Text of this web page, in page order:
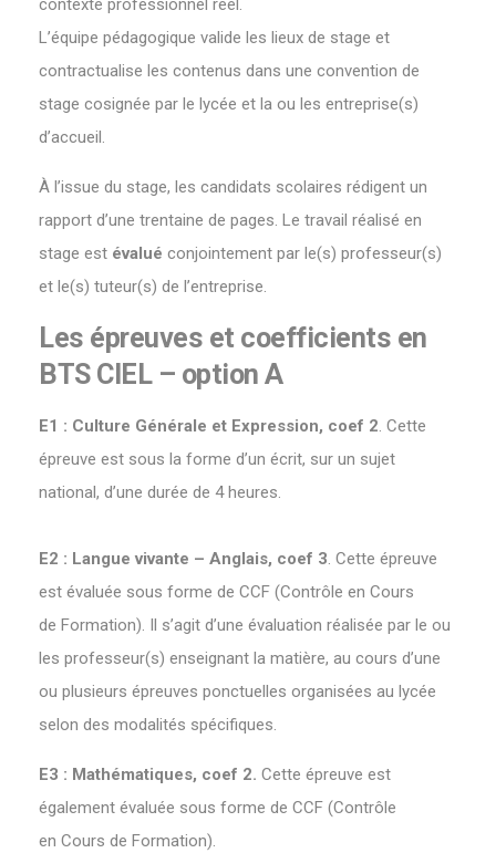
contexte professionnel réel.
L’équipe pédagogique valide les lieux de stage et
contractualise les contenus dans une convention de
stage cosignée par le lycée et la ou les entreprise(s)
d’accueil.
À l’issue du stage, les candidats scolaires rédigent un
rapport d’une trentaine de pages. Le travail réalisé en
stage est évalué conjointement par le(s) professeur(s)
et le(s) tuteur(s) de l’entreprise.
Les épreuves et coefficients en
BTS CIEL – option A
E1 : Culture Générale et Expression, coef 2. Cette
épreuve est sous la forme d’un écrit, sur un sujet
national, d’une durée de 4 heures.
E2 : Langue vivante – Anglais, coef 3. Cette épreuve
est évaluée sous forme de CCF (Contrôle en Cours
de Formation). Il s’agit d’une évaluation réalisée par le ou
les professeur(s) enseignant la matière, au cours d’une
ou plusieurs épreuves ponctuelles organisées au lycée
selon des modalités spécifiques.
E3 : Mathématiques, coef 2. Cette épreuve est
également évaluée sous forme de CCF (Contrôle
en Cours de Formation).